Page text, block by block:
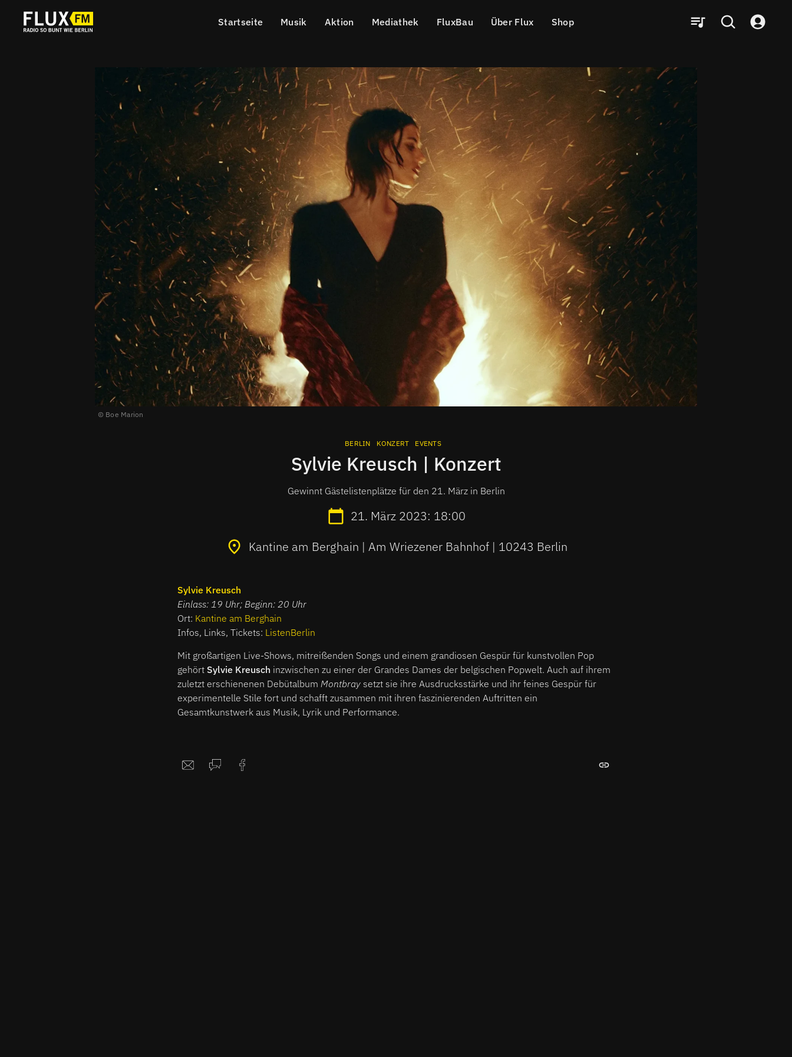
Startseite Musik Aktion Mediathek FluxBau Über Flux Shop
Boe Marion
BERLIN KONZERT EVENTS
Sylvie Kreusch | Konzert
Gewinnt Gästelistenplätze für den 21. März in Berlin
21. März 2023: 18:00
Kantine am Berghain | Am Wriezener Bahnhof | 10243 Berlin
Sylvie Kreusch
Einlass: 19 Uhr; Beginn: 20 Uhr
Ort: Kantine am Berghain
Infos, Links, Tickets: ListenBerlin
Mit großartigen Live-Shows, mitreißenden Songs und einem grandiosen Gespür für kunstvollen Pop
gehört Sylvie Kreusch inzwischen zu einer der Grandes Dames der belgischen Popwelt. Auch auf ihrem
zuletzt erschienenen Debütalbum Montbray setzt sie ihre Ausdrucksstärke und ihr feines Gespür für
experimentelle Stile fort und schafft zusammen mit ihren faszinierenden Auftritten ein
Gesamtkunstwerk aus Musik, Lyrik und Performance.